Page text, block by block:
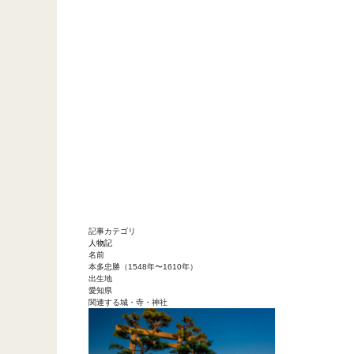
記事カテゴリ
人物記
名前
本多忠勝（1548年〜1610年）
出生地
愛知県
関連する城・寺・神社